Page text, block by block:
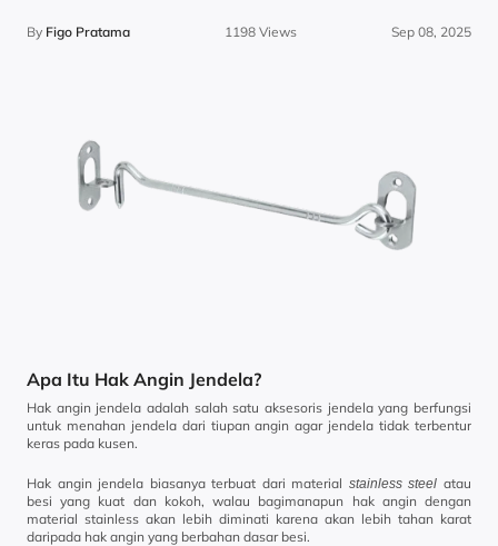
By Figo Pratama 1198 Views Sep 08, 2025
Apa Itu Hak Angin Jendela?
Hak angin jendela adalah salah satu aksesoris jendela yang berfungsi
untuk menahan jendela dari tiupan angin agar jendela tidak terbentur
keras pada kusen.
Hak angin jendela biasanya terbuat dari material stainless steel atau
besi yang kuat dan kokoh, walau bagimanapun hak angin dengan
material stainless akan lebih diminati karena akan lebih tahan karat
daripada hak angin yang berbahan dasar besi.